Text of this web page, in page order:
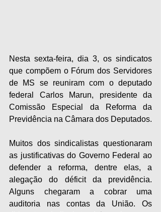
Nesta sexta-feira, dia 3, os sindicatos
que compõem o Fórum dos Servidores
de MS se reuniram com o deputado
federal Carlos Marun, presidente da
Comissão Especial da Reforma da
Previdência na Câmara dos Deputados.
Muitos dos sindicalistas questionaram
as justificativas do Governo Federal ao
defender a reforma, dentre elas, a
alegação do déficit da previdência.
Alguns chegaram a cobrar uma
auditoria nas contas da União. Os